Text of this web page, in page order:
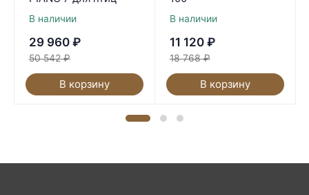
В наличии
29 960 ₽
50 542 ₽
В корзину
В наличии
11 120 ₽
18 768 ₽
В корзину